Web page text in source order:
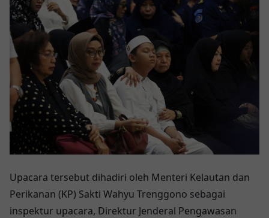
Upacara tersebut dihadiri oleh Menteri Kelautan dan
Perikanan (KP) Sakti Wahyu Trenggono sebagai
inspektur upacara, Direktur Jenderal Pengawasan